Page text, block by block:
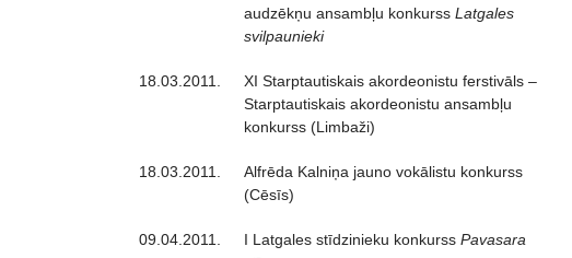
audzēkņu ansambļu konkurss Latgales
svilpaunieki
18.03.2011.
XI Starptautiskais akordeonistu ferstivāls –
Starptautiskais akordeonistu ansambļu
konkurss (Limbaži)
18.03.2011.
Alfrēda Kalniņa jauno vokālistu konkurss
(Cēsīs)
09.04.2011. I Latgales stīdzinieku konkurss Pavasara